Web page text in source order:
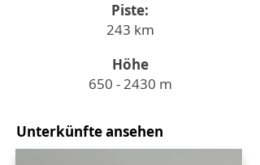
Piste:
243 km
Höhe
650 - 2430 m
Unterkünfte ansehen